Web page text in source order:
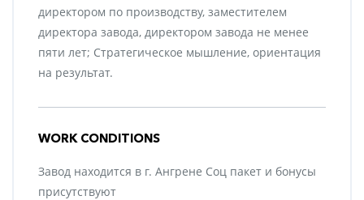
директором по производству, заместителем
директора завода, директором завода не менее
пяти лет; Стратегическое мышление, ориентация
на результат.
WORK CONDITIONS
Завод находится в г. Ангрене Соц пакет и бонусы
присутствуют